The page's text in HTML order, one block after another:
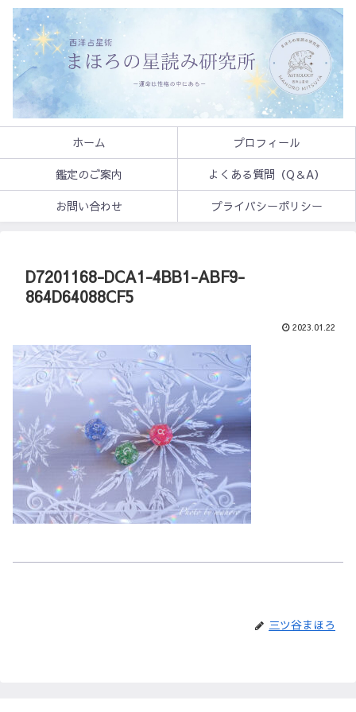
ホーム
プロフィール
鑑定のご案内
よくある質問（Q＆A）
お問い合わせ
プライバシーポリシー
D7201168-DCA1-4BB1-ABF9-
864D64088CF5
2023.01.22
三ツ谷まほろ